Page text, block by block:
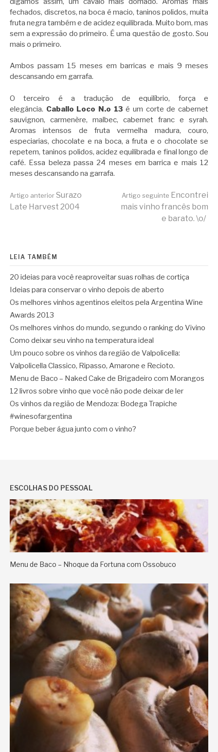
fechados, discretos, na boca é macio, taninos polidos, muita
fruta negra também e de acidez equilibrada. Muito bom, mas
sem a expressão do primeiro. É uma questão de gosto. Sou
mais o primeiro.
Ambos passam 15 meses em barricas e mais 9 meses
descansando em garrafa.
O terceiro é a tradução de equilíbrio, força e
elegância. Caballo Loco N.o 13 é um corte de cabernet
sauvignon, carmenère, malbec, cabernet franc e syrah.
Aromas intensos de fruta vermelha madura, couro,
especiarias, chocolate e na boca, a fruta e o chocolate se
repetem, taninos polidos, acidez equilibrada e final longo de
café. Essa beleza passa 24 meses em barrica e mais 12
meses descansando na garrafa.
Continue
Artigo anteriorSurazo
Late Harvest 2004
Artigo seguinte Encontrei
mais vinho francês bom
e barato. \o/
LEIA TAMBÉM
20 ideias para você reaproveitar suas rolhas de cortiça
Ideias para conservar o vinho depois de aberto
Os melhores vinhos agentinos eleitos pela Argentina Wine
Awards 2013
Os melhores vinhos do mundo, segundo o ranking do Vivino
Como deixar seu vinho na temperatura ideal
Um pouco sobre os vinhos da região de Valpolicella:
Valpolicella Classico, Ripasso, Amarone e Recioto.
Menu de Baco – Naked Cake de Brigadeiro com Morangos
12 livros sobre vinho que você não pode deixar de ler
Os vinhos da região de Mendoza: Bodega Trapiche
#winesofargentina
Porque beber água junto com o vinho?
ESCOLHAS DO PESSOAL
Menu de Baco – Nhoque da Fortuna com Ossobuco